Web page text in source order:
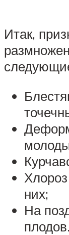
Итак,
них;
На
плодов.